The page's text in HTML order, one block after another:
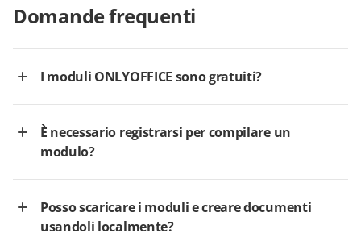
Domande frequenti
I moduli ONLYOFFICE sono gratuiti?
È necessario registrarsi per compilare un
modulo?
Posso scaricare i moduli e creare documenti
usandoli localmente?